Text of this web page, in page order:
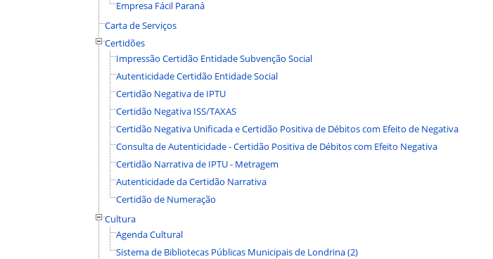
Empresa Fácil Paraná
Carta de Serviços
Certidões
Impressão Certidão Entidade Subvenção Social
Autenticidade Certidão Entidade Social
Certidão Negativa de IPTU
Certidão Negativa ISS/TAXAS
Certidão Negativa Unificada e Certidão Positiva de Débitos com Efeito de Negativa
Consulta de Autenticidade - Certidão Positiva de Débitos com Efeito Negativa
Certidão Narrativa de IPTU - Metragem
Autenticidade da Certidão Narrativa
Certidão de Numeração
Cultura
Agenda Cultural
Sistema de Bibliotecas Públicas Municipais de Londrina (2)